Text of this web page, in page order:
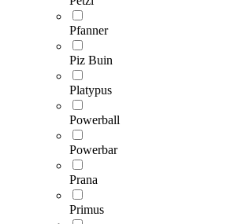
Pfanner
Piz Buin
Platypus
Powerball
Powerbar
Prana
Primus